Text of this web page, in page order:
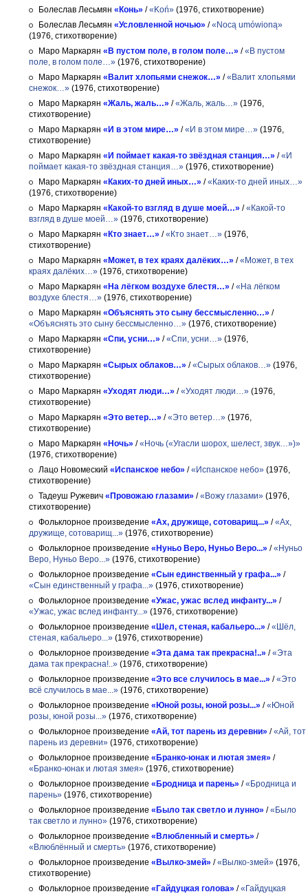
Болеслав Лесьмян «Конь» /«Koń» (1976, стихотворение)
Болеслав Лесьмян «Условленной ночью» /«Nocą umówioną»
(1976, стихотворение)
Маро Маркарян «В пустом поле, в голом поле…» /«В пустом
поле, в голом поле…» (1976, стихотворение)
Маро Маркарян «Валит хлопьями снежок…» /«Валит хлопьями
снежок…» (1976, стихотворение)
Маро Маркарян «Жаль, жаль…» /«Жаль, жаль…» (1976,
стихотворение)
Маро Маркарян «И в этом мире…» /«И в этом мире…» (1976,
стихотворение)
Маро Маркарян «И поймает какая-то звёздная станция…» /«И
поймает какая-то звёздная станция…» (1976, стихотворение)
Маро Маркарян «Каких-то дней иных…» /«Каких-то дней иных…»
(1976, стихотворение)
Маро Маркарян «Какой-то взгляд в душе моей…» /«Какой-то
взгляд в душе моей…» (1976, стихотворение)
Маро Маркарян «Кто знает…» /«Кто знает…» (1976,
стихотворение)
Маро Маркарян «Может, в тех краях далёких…» /«Может, в тех
краях далёких…» (1976, стихотворение)
Маро Маркарян «На лёгком воздухе блестя…» /«На лёгком
воздухе блестя…» (1976, стихотворение)
Маро Маркарян «Объяснять это сыну бессмысленно…» /
«Объяснять это сыну бессмысленно…» (1976, стихотворение)
Маро Маркарян «Спи, усни…» /«Спи, усни…» (1976,
стихотворение)
Маро Маркарян «Сырых облаков…» /«Сырых облаков…» (1976,
стихотворение)
Маро Маркарян «Уходят люди…» /«Уходят люди…» (1976,
стихотворение)
Маро Маркарян «Это ветер…» /«Это ветер…» (1976,
стихотворение)
Маро Маркарян «Ночь» /«Ночь («Угасли шорох, шелест, звук…»)»
(1976, стихотворение)
Лацо Новомеский «Испанское небо» /«Испанское небо» (1976,
стихотворение)
Тадеуш Ружевич «Провожаю глазами» /«Вожу глазами» (1976,
стихотворение)
Фольклорное произведение «Ах, дружище, сотоварищ...» /«Ах,
дружище, сотоварищ...» (1976, стихотворение)
Фольклорное произведение «Нуньо Веро, Нуньо Веро...» /«Нуньо
Веро, Нуньо Веро...» (1976, стихотворение)
Фольклорное произведение «Сын единственный у графа...» /
«Сын единственный у графа...» (1976, стихотворение)
Фольклорное произведение «Ужас, ужас вслед инфанту...» /
«Ужас, ужас вслед инфанту...» (1976, стихотворение)
Фольклорное произведение «Шел, стеная, кабальеро...» /«Шёл,
стеная, кабальеро...» (1976, стихотворение)
Фольклорное произведение «Эта дама так прекрасна!..» /«Эта
дама так прекрасна!..» (1976, стихотворение)
Фольклорное произведение «Это все случилось в мае...» /«Это
всё случилось в мае...» (1976, стихотворение)
Фольклорное произведение «Юной розы, юной розы...» /«Юной
розы, юной розы...» (1976, стихотворение)
Фольклорное произведение «Ай, тот парень из деревни» /«Ай, тот
парень из деревни» (1976, стихотворение)
Фольклорное произведение «Бранко-юнак и лютая змея» /
«Бранко-юнак и лютая змея» (1976, стихотворение)
Фольклорное произведение «Бродница и парень» /«Бродница и
парень» (1976, стихотворение)
Фольклорное произведение «Было так светло и лунно» /«Было
так светло и лунно» (1976, стихотворение)
Фольклорное произведение «Влюбленный и смерть» /
«Влюблённый и смерть» (1976, стихотворение)
Фольклорное произведение «Вылко-змей» /«Вылко-змей» (1976,
стихотворение)
Фольклорное произведение «Гайдуцкая голова» /«Гайдуцкая